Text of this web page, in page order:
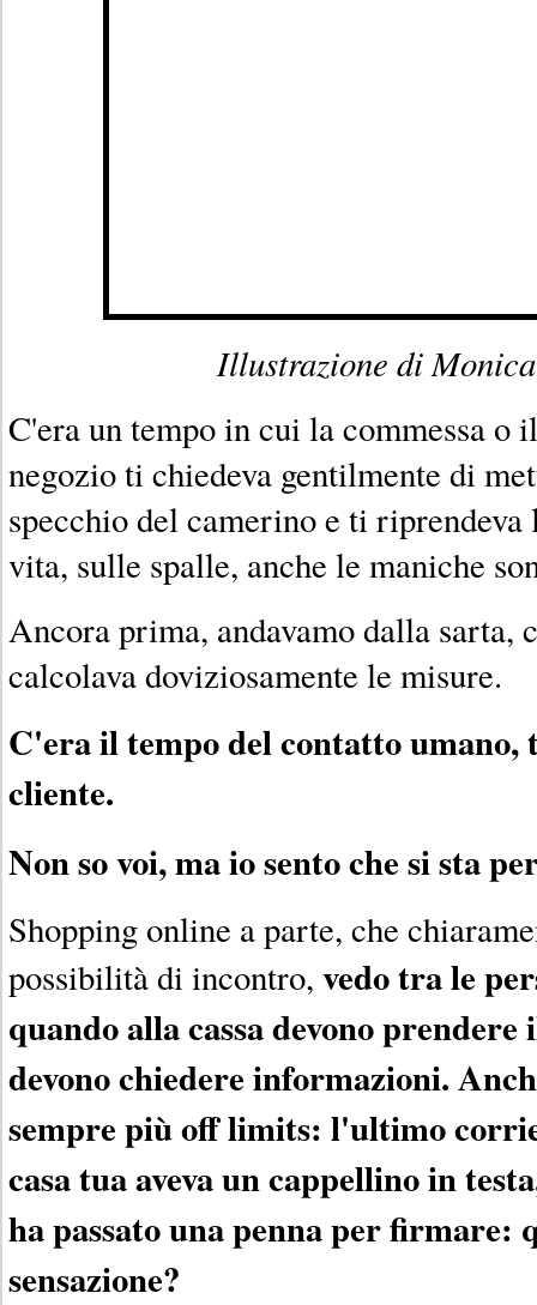
Illustrazione di
C'era un tempo in cui la commessa o
negozio ti chiedeva gentilmente di
specchio del camerino e ti
vita, sulle spalle, anche le maniche
Ancora prima, andavamo dalla sarta,
calcolava doviziosamente le misure.
C'era il tempo del contatto umano,
cliente.
Non so voi, ma io sento che si sta
Shopping online a parte, che
possibilità di incontro, vedo tra le
quando alla cassa devono
devono chiedere informazioni.
sempre più off limits: l'ultimo
casa tua aveva un cappellino in
ha passato una penna per firmare:
sensazione?